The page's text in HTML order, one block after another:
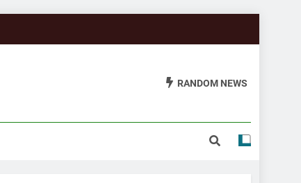
RANDOM NEWS